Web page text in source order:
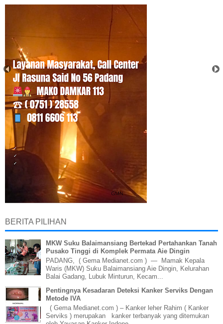
BERITA PILIHAN
MKW Suku Balaimansiang Bertekad Pertahankan Tanah
Pusako Tinggi di Komplek Permata Aie Dingin
PADANG, ( Gema Medianet.com ) — Mamak Kepala
Waris (MKW) Suku Balaimansiang Aie Dingin, Kelurahan
Balai Gadang, Lubuk Minturun, Kecam...
Pentingnya Kesadaran Deteksi Kanker Serviks Dengan
Metode IVA
( Gema Medianet.com ) – Kanker leher Rahim ( Kanker
Serviks ) merupakan kanker terbanyak yang ditemukan